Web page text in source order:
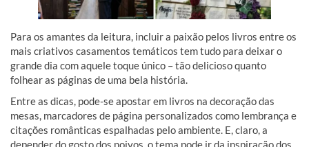
Para os amantes da leitura, incluir a paixão pelos livros entre os
mais criativos casamentos temáticos tem tudo para deixar o
grande dia com aquele toque único – tão delicioso quanto
folhear as páginas de uma bela história.
Entre as dicas, pode-se apostar em livros na decoração das
mesas, marcadores de página personalizados como lembrança e
citações românticas espalhadas pelo ambiente. E, claro, a